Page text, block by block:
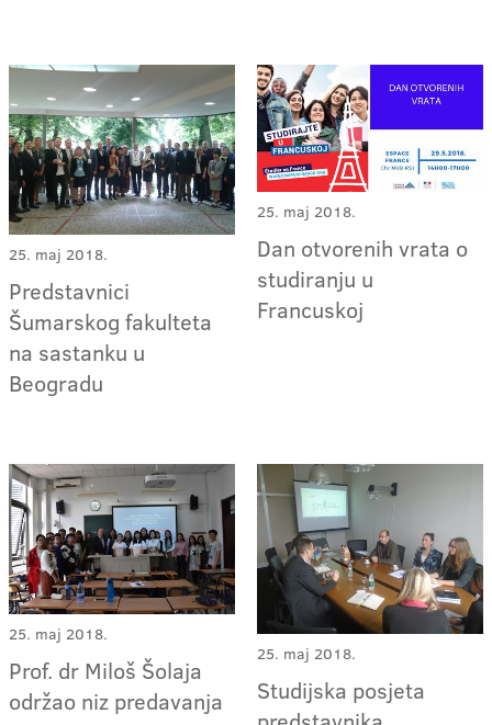
25. maj 2018.
Predstavnici
Šumarskog fakulteta
na sastanku u
Beogradu
25. maj 2018.
Dan otvorenih vrata o
studiranju u
Francuskoj
25. maj 2018.
Prof. dr Miloš Šolaja
održao niz predavanja
25. maj 2018.
Studijska posjeta